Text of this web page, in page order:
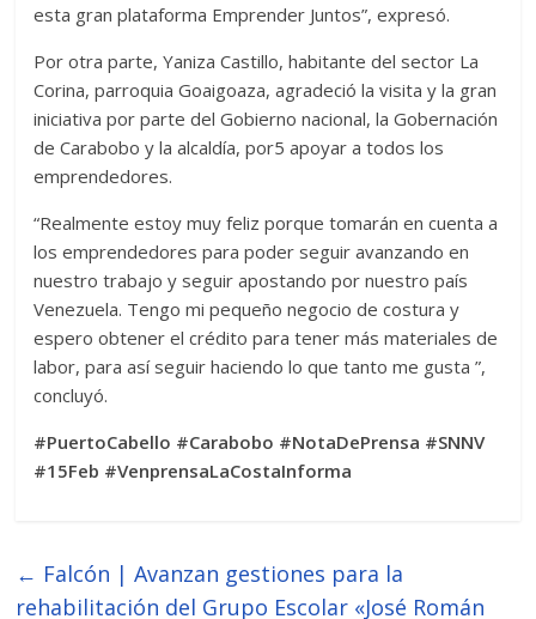
esta gran plataforma Emprender Juntos”, expresó.
Por otra parte, Yaniza Castillo, habitante del sector La
Corina, parroquia Goaigoaza, agradeció la visita y la gran
iniciativa por parte del Gobierno nacional, la Gobernación
de Carabobo y la alcaldía, por5 apoyar a todos los
emprendedores.
“Realmente estoy muy feliz porque tomarán en cuenta a
los emprendedores para poder seguir avanzando en
nuestro trabajo y seguir apostando por nuestro país
Venezuela. Tengo mi pequeño negocio de costura y
espero obtener el crédito para tener más materiales de
labor, para así seguir haciendo lo que tanto me gusta ”,
concluyó.
#PuertoCabello #Carabobo #NotaDePrensa #SNNV
#15Feb #VenprensaLaCostaInforma
← Falcón | Avanzan gestiones para la
rehabilitación del Grupo Escolar «José Román